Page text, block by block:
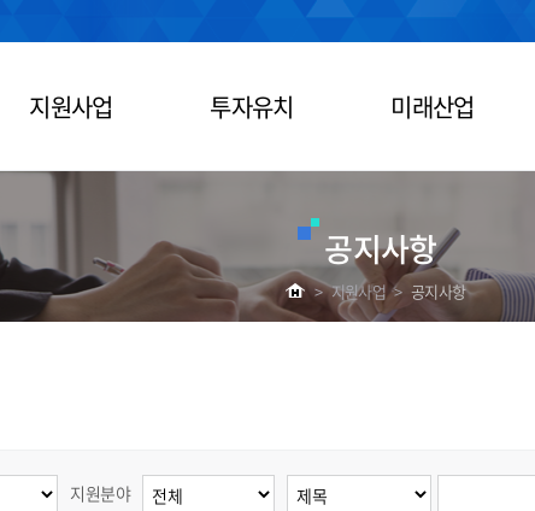
지원사업 투자유치 미래산업
공지사항
> 지원사업 > 공지사항
지원분야